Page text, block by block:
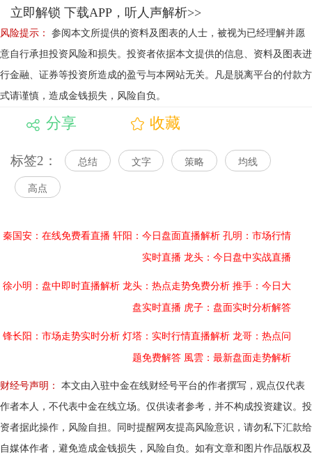
立即解锁 下载APP，听人声解析>>
风险提示：
参阅本文所提供的资料及图表的人士，被视为已经理解并愿
意自行承担投资风险和损失。投资者依据本文提供的信息、资料及图表进
行金融、证券等投资所造成的盈亏与本网站无关。凡是脱离平台的付款方
式请谨慎，造成金钱损失，风险自负。
分享 收藏
标签2： 总结 文字 策略 均线
高点
秦国安：在线免费看直播 轩阳：今日盘面直播解析 孔明：市场行情
实时直播 龙头：今日盘中实战直播
徐小明：盘中即时直播解析 龙头：热点走势免费分析 推手：今日大
盘实时直播 虎子：盘面实时分析解答
锋长阳：市场走势实时分析 灯塔：实时行情直播解析 龙哥：热点问
题免费解答 風雲：最新盘面走势解析
财经号声明：
本文由入驻中金在线财经号平台的作者撰写，观点仅代表
作者本人，不代表中金在线立场。仅供读者参考，并不构成投资建议。投
资者据此操作，风险自担。同时提醒网友提高风险意识，请勿私下汇款给
自媒体作者，避免造成金钱损失，风险自负。如有文章和图片作品版权及